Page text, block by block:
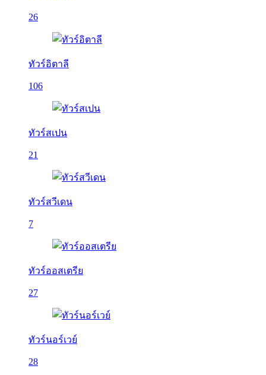
26
ทัวร์อิตาลี
106
ทัวร์สเปน
21
ทัวร์สวีเดน
7
ทัวร์ออสเตรีย
27
ทัวร์นอร์เวย์
28